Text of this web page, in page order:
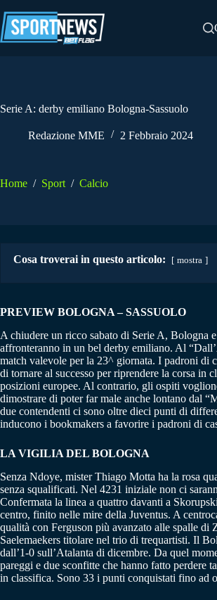
al
contenuto
Serie A: derby emiliano Bologna-Sassuolo
Redazione MME 2 Febbraio 2024
Home / Sport / Calcio
Cosa troverai in questo articolo: mostra
PREVIEW BOLOGNA – SASSUOLO
A chiudere un ricco sabato di Serie A, Bologna
affronteranno in un bel derby emiliano. Al
match valevole per la 23^ giornata. I padroni di
di tornare al successo per riprendere la corsa in
posizioni europee. Al contrario, gli ospiti
dimostrare di poter far male anche lontano dal
due contendenti ci sono oltre dieci punti di
inducono i bookmakers a favorire i padroni di
LA VIGILIA DEL BOLOGNA
Senza Ndoye, mister Thiago Motta ha la rosa
senza squalificati. Nel 4231 iniziale non ci
Confermata la linea a quattro davanti a
centro, finito nelle mire della Juventus. A
qualità con Ferguson più avanzato alle spalle di
Saelemaekers titolare nel trio di trequartisti. Il
dall’1-0 sull’Atalanta di dicembre. Da quel
pareggi e due sconfitte che hanno fatto perdere
in classifica. Sono 33 i punti conquistati fino ad